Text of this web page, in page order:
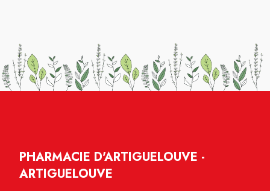
PHARMACIE D'ARTIGUELOUVE -
ARTIGUELOUVE